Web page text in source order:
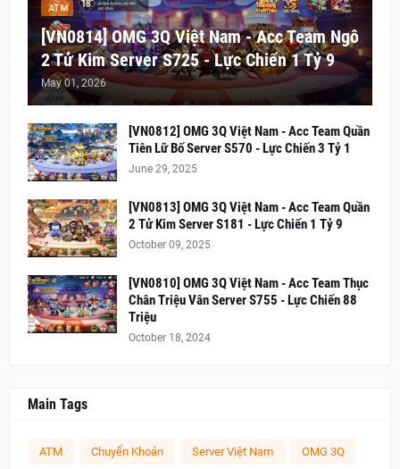
ATM
[VN0814] OMG 3Q Việt Nam - Acc Team Ngô
2 Tử Kim Server S725 - Lực Chiến 1 Tỷ 9
May 01, 2026
[VN0812] OMG 3Q Việt Nam - Acc Team Quần
Tiên Lữ Bố Server S570 - Lực Chiến 3 Tỷ 1
June 29, 2025
[VN0813] OMG 3Q Việt Nam - Acc Team Quần
2 Tử Kim Server S181 - Lực Chiến 1 Tỷ 9
October 09, 2025
[VN0810] OMG 3Q Việt Nam - Acc Team Thục
Chân Triệu Vân Server S755 - Lực Chiến 88
Triệu
October 18, 2024
Main Tags
ATM Chuyển Khoản Server Việt Nam OMG 3Q